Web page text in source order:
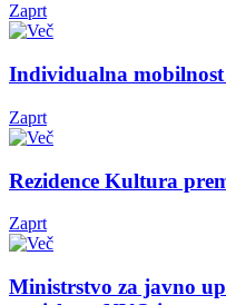
Zaprt
Individualna
Zaprt
Rezidence Kultura
Zaprt
Ministrstvo za javno